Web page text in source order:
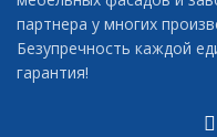
партнера у многих
Безупречность каждой
гарантия!